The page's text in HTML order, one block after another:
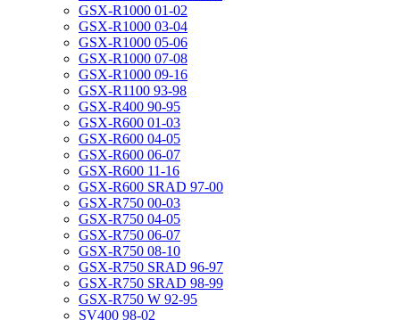
GSX-R1000 01-02
GSX-R1000 03-04
GSX-R1000 05-06
GSX-R1000 07-08
GSX-R1000 09-16
GSX-R1100 93-98
GSX-R400 90-95
GSX-R600 01-03
GSX-R600 04-05
GSX-R600 06-07
GSX-R600 11-16
GSX-R600 SRAD 97-00
GSX-R750 00-03
GSX-R750 04-05
GSX-R750 06-07
GSX-R750 08-10
GSX-R750 SRAD 96-97
GSX-R750 SRAD 98-99
GSX-R750 W 92-95
SV400 98-02